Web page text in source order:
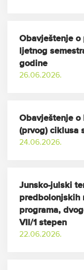
Obavještenje
ljetnog
godine
26.06.2026.
Obavještenje o
(prvog) ciklusa
24.06.2026.
Junsko-julski
predbolonjskih
programa,
VII/1 stepen
22.06.2026.